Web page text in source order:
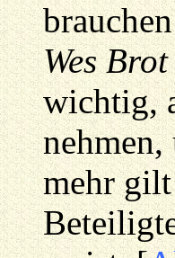
Wes
wichtig,
mehr